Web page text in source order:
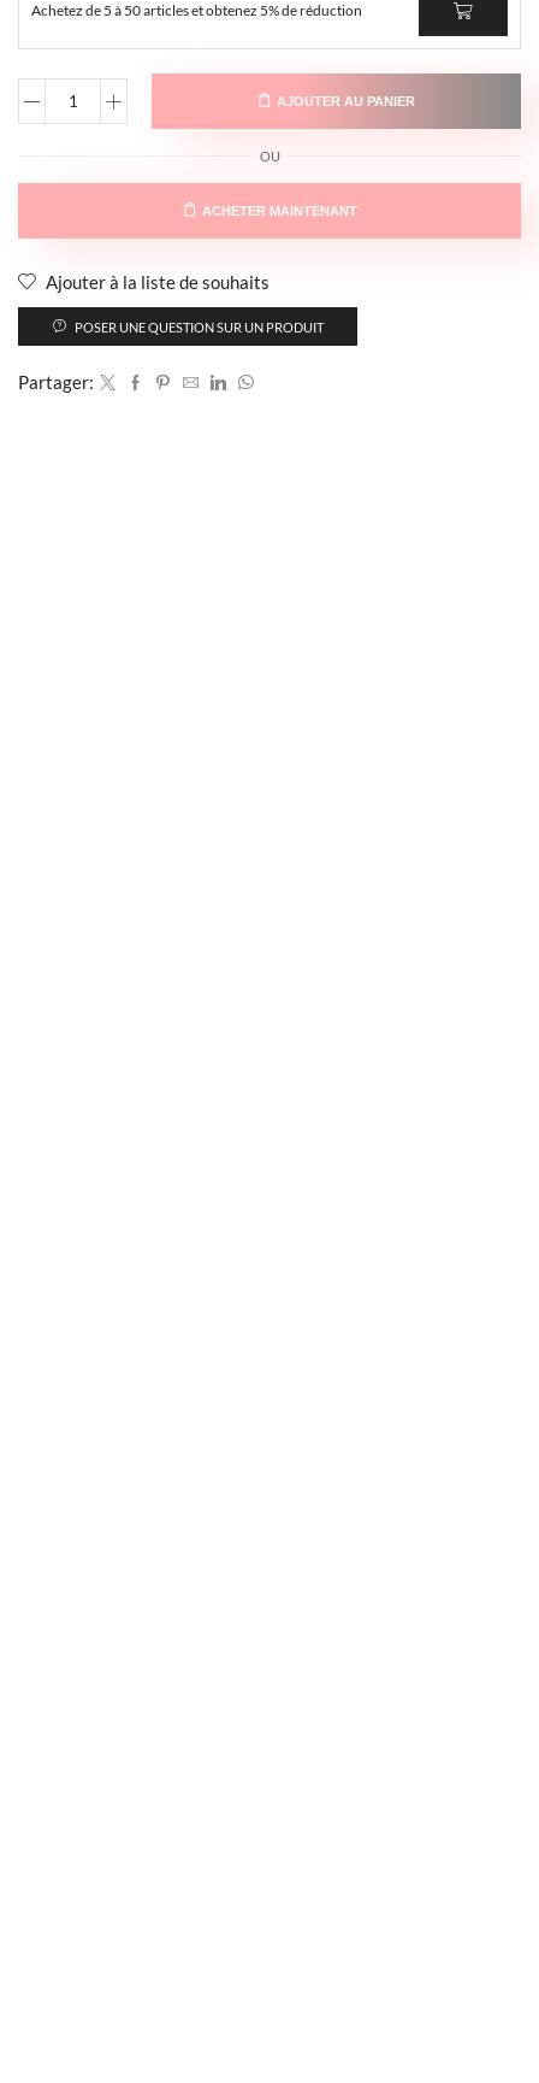
Achetez de 5 à 50 articles et obtenez 5% de réduction
AJOUTER AU PANIER
OU
ACHETER MAINTENANT
Ajouter à la liste de souhaits
POSER UNE QUESTION SUR UN PRODUIT
Partager: